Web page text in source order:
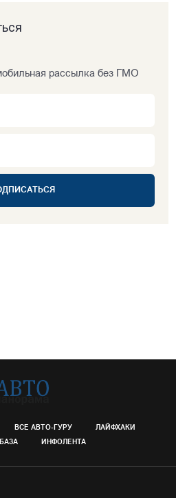
рассылка без ГМО
ВСЕ АВТО-ГУРУ
ЛАЙФХАКИ
ИНФОЛЕНТА